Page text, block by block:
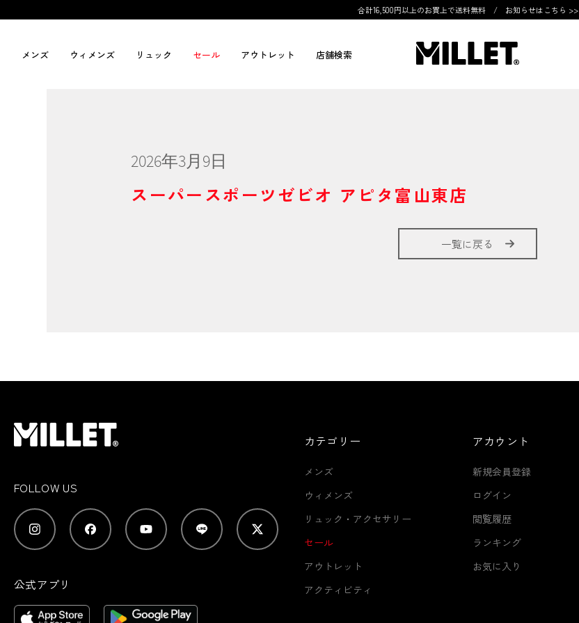
合計16,500円以上のお買上で送料無料 / お知らせはこちら >>
メンズ ウィメンズ リュック セール アウトレット 店舗検索
2026年3月9日
スーパースポーツゼビオ アピタ富山東店
一覧に戻る
FOLLOW US
公式アプリ
カテゴリー
メンズ
ウィメンズ
リュック・アクセサリー
セール
アウトレット
アクティビティ
アカウント
新規会員登録
ログイン
閲覧履歴
ランキング
お気に入り